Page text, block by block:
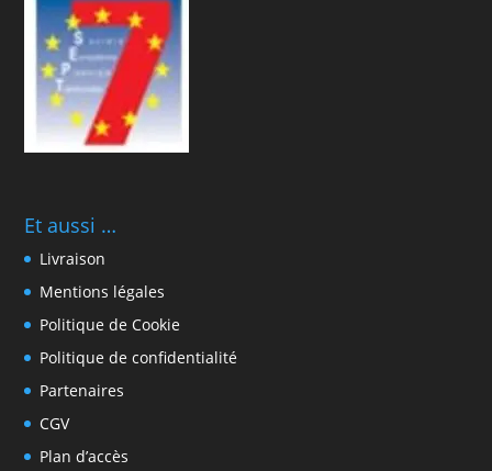
Et aussi …
Livraison
Mentions légales
Politique de Cookie
Politique de confidentialité
Partenaires
CGV
Plan d’accès